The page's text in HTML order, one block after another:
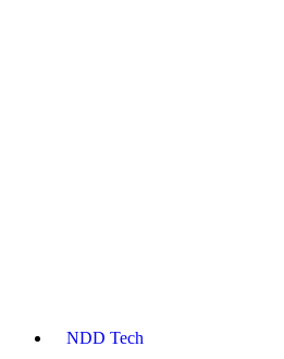
NDD Tech